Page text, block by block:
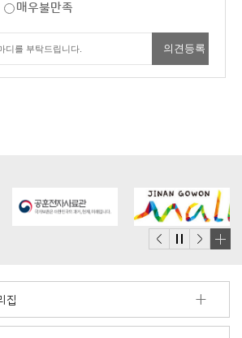
매우불만족
더
집